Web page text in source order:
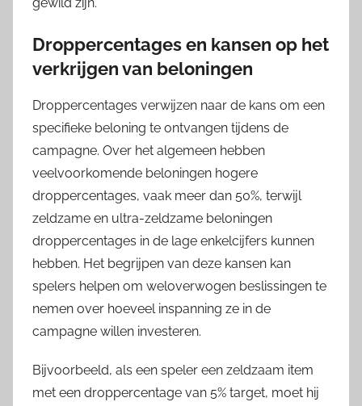
Droppercentages en kansen op het
verkrijgen van beloningen
Droppercentages verwijzen naar de kans om een
specifieke beloning te ontvangen tijdens de
campagne. Over het algemeen hebben
veelvoorkomende beloningen hogere
droppercentages, vaak meer dan 50%, terwijl
zeldzame en ultra-zeldzame beloningen
droppercentages in de lage enkelcijfers kunnen
hebben. Het begrijpen van deze kansen kan
spelers helpen om weloverwogen beslissingen te
nemen over hoeveel inspanning ze in de
campagne willen investeren.
Bijvoorbeeld, als een speler een zeldzaam item
met een droppercentage van 5% target, moet hij